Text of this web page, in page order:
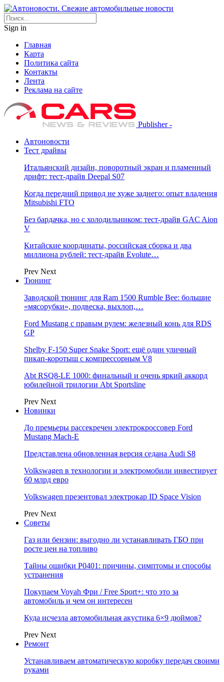
Sign in
Главная
Карта
Политика сайта
Контакты
Лента
Реклама на сайте
Publisher -
Автоновости
Тест драйвы
Итальянский дизайн, поворотный экран и пламенный
дрифт: тест-драйв Deepal S07
Когда передний привод не хуже заднего: опыт владения
Mitsubishi FTO
Без бардачка, но с холодильником: тест-драйв GAC Aion
V
Китайские координаты, российская сборка и два
миллиона рублей: тест-драйв Evolute…
Prev Next
Тюнинг
Заводской тюнинг для Ram 1500 Rumble Bee: большие
«мясорубки», подвеска, выхлоп,…
Ford Mustang с правым рулем: железный конь для RDS
GP
Shelby F-150 Super Snake Sport: ещё один уличный
пикап-коротыш с компрессорным V8
Abt RSQ8-LE 1000: финальный и очень яркий аккорд
юбилейной трилогии Abt Sportsline
Prev Next
Новинки
До премьеры рассекречен электрокроссовер Ford
Mustang Mach-E
Представлена обновленная версия седана Audi S8
Volkswagen в технологии и электромобили инвестирует
60 млрд евро
Volkswagen презентовал электрокар ID Space Vision
Prev Next
Советы
Газ или бензин: выгодно ли устанавливать ГБО при
росте цен на топливо
Тайны ошибки P0401: причины, симптомы и способы
устранения
Покупаем Voyah Фри / Free Sport+: что это за
автомобиль и чем он интересен
Куда исчезла автомобильная акустика 6×9 дюймов?
Prev Next
Ремонт
Устанавливаем автоматическую коробку передач своими
руками